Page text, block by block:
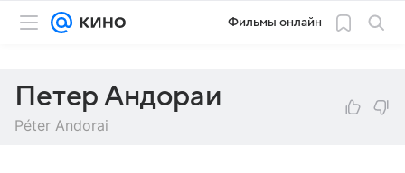
Фильмы онлайн
Петер Андораи
Péter Andorai